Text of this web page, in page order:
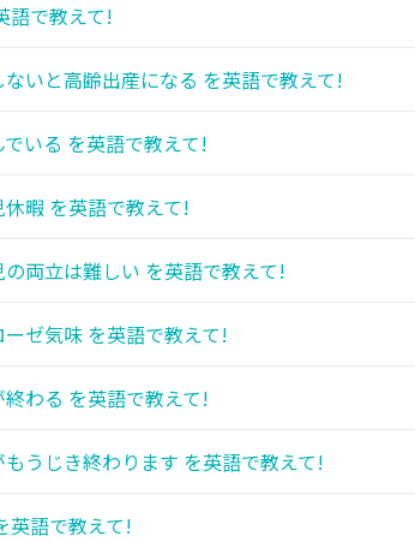
語で教えて!
いと高齢出産になる を英語で教えて!
いる を英語で教えて!
暇 を英語で教えて!
両立は難しい を英語で教えて!
ゼ気味 を英語で教えて!
わる を英語で教えて!
うじき終わります を英語で教えて!
英語で教えて!